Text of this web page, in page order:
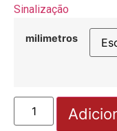
Sinalização
milimetros